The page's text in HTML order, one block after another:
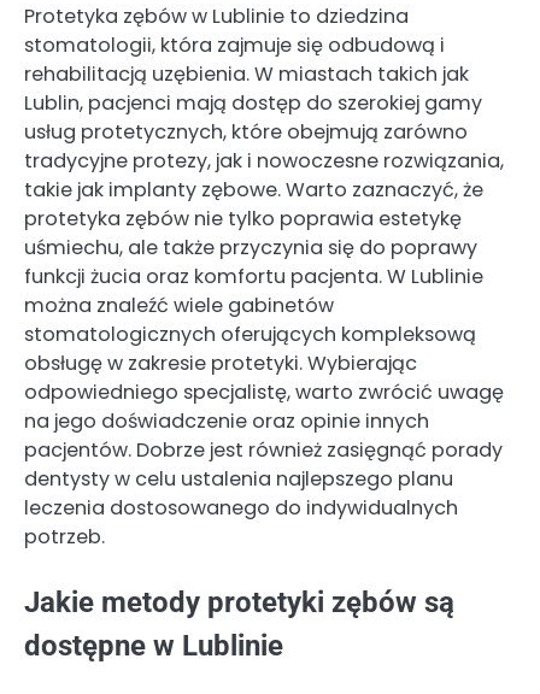
Protetyka zębów w Lublinie to dziedzina
stomatologii, która zajmuje się odbudową i
rehabilitacją uzębienia. W miastach takich jak
Lublin, pacjenci mają dostęp do szerokiej gamy
usług protetycznych, które obejmują zarówno
tradycyjne protezy, jak i nowoczesne rozwiązania,
takie jak implanty zębowe. Warto zaznaczyć, że
protetyka zębów nie tylko poprawia estetykę
uśmiechu, ale także przyczynia się do poprawy
funkcji żucia oraz komfortu pacjenta. W Lublinie
można znaleźć wiele gabinetów
stomatologicznych oferujących kompleksową
obsługę w zakresie protetyki. Wybierając
odpowiedniego specjalistę, warto zwrócić uwagę
na jego doświadczenie oraz opinie innych
pacjentów. Dobrze jest również zasięgnąć porady
dentysty w celu ustalenia najlepszego planu
leczenia dostosowanego do indywidualnych
potrzeb.
Jakie metody protetyki zębów są
dostępne w Lublinie